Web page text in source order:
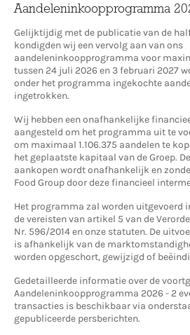
Aandeleninkoopprogramma
Gelijktijdig met de publicatie van de
kondigden wij een vervolg aan van ons
aandeleninkoopprogramma voor
tussen 24 juli 2026 en 3 februari 2027
onder het programma ingekochte
ingetrokken.
Wij hebben een onafhankelijke
aangesteld om het programma uit te
om maximaal 1.106.375 aandelen te
het geplaatste kapitaal van de Groep.
aankopen wordt onafhankelijk en
Food Group door deze financieel
Het programma zal worden uitgevoerd
de vereisten van artikel 5 van de
Nr. 596/2014 en onze statuten. De
is afhankelijk van de
worden opgeschort, gewijzigd of
Gedetailleerde informatie over de
Aandeleninkoopprogramma 2026 - 2
transacties is beschikbaar via
gepubliceerde persberichten.